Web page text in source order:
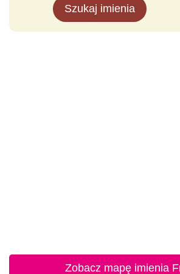
Szukaj imienia
Zobacz mapę imienia